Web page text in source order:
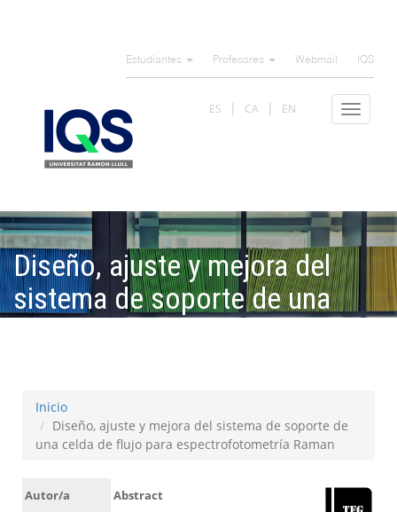
Estudiantes Profesores Webmail IQS
Toggle
ES CA EN
Diseño, ajuste y mejora del
sistema de soporte de una
Inicio
Diseño, ajuste y mejora del sistema de soporte de
una celda de flujo para espectrofotometría Raman
Autor/a
Abstract